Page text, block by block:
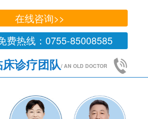
在线咨询>>
费热线：0755-85008585
诊疗团队/ AN OLD DOCTOR